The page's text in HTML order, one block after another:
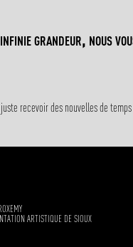
grandeur, nous
recevoir des nouvelles de
ARTISTIQUE DE SIOUX